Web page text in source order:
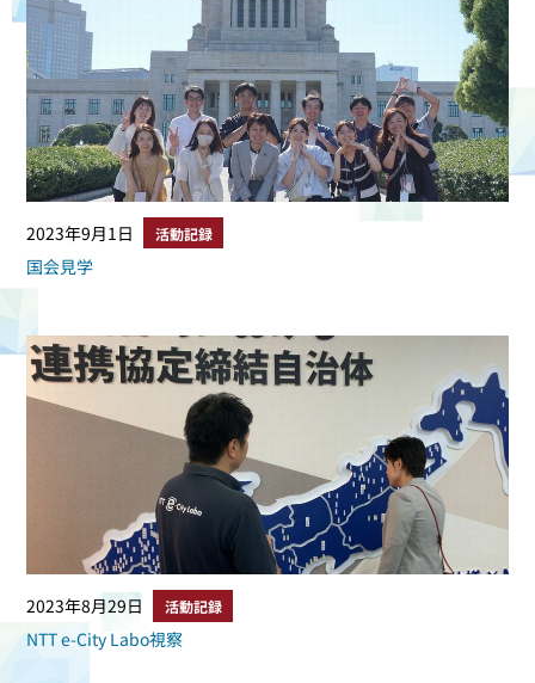
2023年9月1日 活動記録
国会見学
2023年8月29日 活動記録
NTT e-City Labo視察